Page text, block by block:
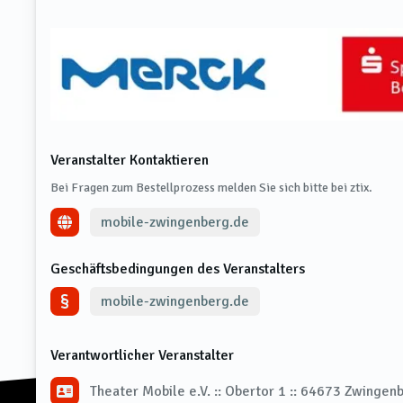
Veranstalter Kontaktieren
Bei Fragen zum Bestellprozess melden Sie sich bitte bei ztix.
mobile-zwingenberg.de
Geschäftsbedingungen des Veranstalters
mobile-zwingenberg.de
Verantwortlicher Veranstalter
Theater Mobile e.V. :: Obertor 1 :: 64673